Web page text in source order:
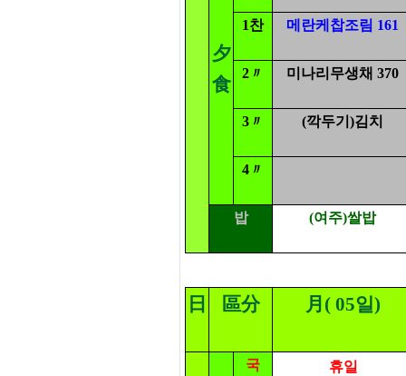
夕
食
1찬 메란케찹조림 161
2〃 미나리무생채 370
3〃 (깍두기)김치
4〃
밥 (여주)쌀밥
日 區分 月( 05일)
국 휴일